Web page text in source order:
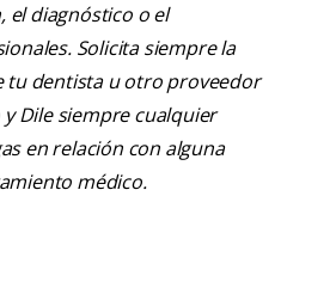
el diagnóstico o el
Solicita siempre la
tu dentista u otro proveedor
Dile siempre cualquier
en relación con alguna
médico.